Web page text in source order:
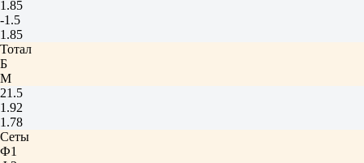
1.85
-1.5
1.85
Тотал
Б
М
21.5
1.92
1.78
Сеты
Ф1